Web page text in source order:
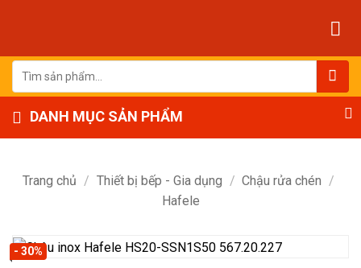
dung
Tìm
kiếm:
DANH MỤC SẢN PHẨM
Trang chủ / Thiết bị bếp - Gia dụng / Chậu rửa chén /
Hafele
- 30%